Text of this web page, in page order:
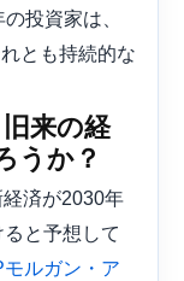
投資家は、
とも持続的な
来の経
うか？
経済が2030年
と予想して
モルガン・ア